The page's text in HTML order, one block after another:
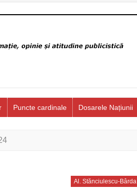
Puncte cardinale Dosarele Națiunii
Al. Stănciulescu-Bârda